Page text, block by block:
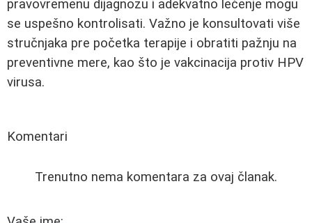
pravovremenu dijagnozu i adekvatno lečenje mogu
se uspešno kontrolisati. Važno je konsultovati više
stručnjaka pre početka terapije i obratiti pažnju na
preventivne mere, kao što je vakcinacija protiv HPV
virusa.
Komentari
Trenutno nema komentara za ovaj članak.